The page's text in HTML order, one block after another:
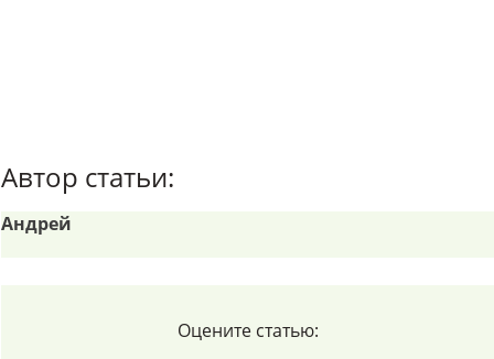
Автор статьи:
Андрей
Оцените статью: